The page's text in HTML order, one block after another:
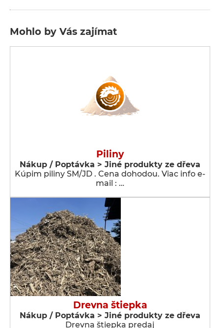
Mohlo by Vás zajímat
Piliny
Nákup / Poptávka > Jiné produkty ze dřeva
Kúpim piliny SM/JD . Cena dohodou. Viac info e-
mail : …
Drevna štiepka
Nákup / Poptávka > Jiné produkty ze dřeva
Drevna štiepka predaj